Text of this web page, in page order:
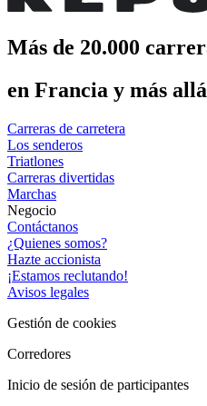
Más de 20.000
en Francia y más allá
Carreras de carretera
Los senderos
Triatlones
Carreras divertidas
Marchas
Negocio
Contáctanos
¿Quienes somos?
Hazte accionista
¡Estamos reclutando!
Avisos legales
Gestión de cookies
Corredores
Inicio de sesión de participantes